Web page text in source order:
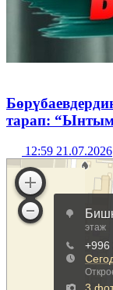
тарап:
12:59 21.07.2026